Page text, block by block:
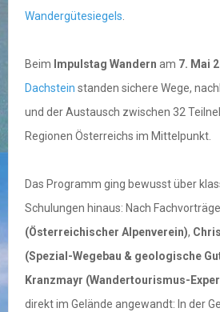
Wandergütesiegels.
Beim Impulstag Wandern am 7. Mai
Dachstein standen sichere Wege,
und der Austausch zwischen 32
Regionen Österreichs im Mittelpunkt.
Das Programm ging bewusst über
Schulungen hinaus: Nach
(Österreichischer Alpenverein),
(Spezial-Wegebau & geologische
Kranzmayr (Wandertourismus-
direkt im Gelände angewandt: In der